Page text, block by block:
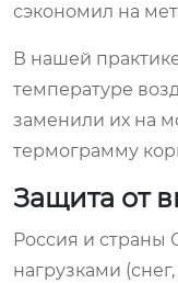
сэкономил на
В нашей
температуре
заменили их на
термограмму
Защита от
Россия и страны
нагрузками